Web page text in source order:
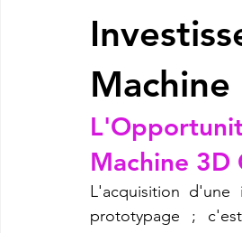
etre visible sur google
CREALITY SPARKX i7 Color Combo
Machine
Machine 3D
L'acquisition
prototypage ;